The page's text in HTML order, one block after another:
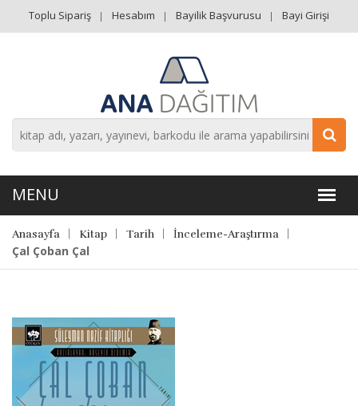
Toplu Sipariş Hesabım Bayilik Başvurusu Bayi Girişi
Anasayfa Kitap Tarih İnceleme-Araştırma
Çal Çoban Çal